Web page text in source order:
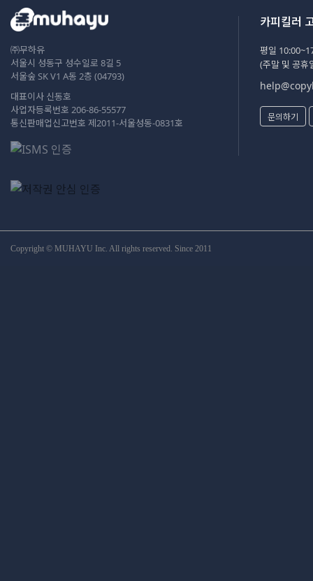
㈜무하유
서울시 성동구 성수일로 8길 5
서울숲 SK V1 A동 2층 (04793)
대표이사 신동호
사업자등록번호 206-86-55577
통신판매업신고번호 제2011-서울성동-0831호
카피킬러
평일
(주말 및 공휴
문의하기
Copyright © MUHAYU Inc. All rights reserved. Since 2011